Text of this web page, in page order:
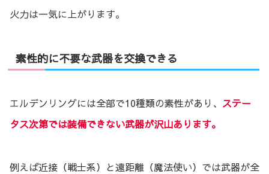
火力は一気に上がります。
素性的に不要な武器を交換できる
エルデンリングには全部で10種類の素性があり、 ステー
タス次第では装備できない武器が沢山あります。
例えば近接（戦士系）と遠距離（魔法使い）では武器が全